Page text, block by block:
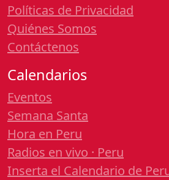
Políticas de Privacidad
Quiénes Somos
Contáctenos
Calendarios
Eventos
Semana Santa
Hora en Peru
Radios en vivo · Peru
Inserta el Calendario de